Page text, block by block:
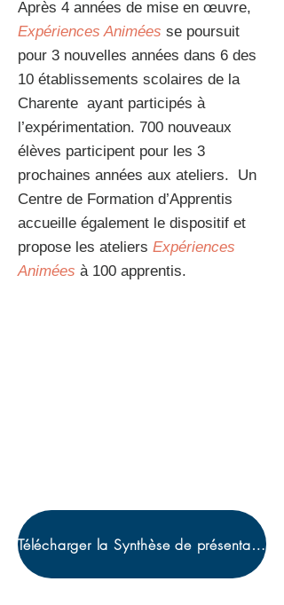
Après 4 années de mise en œuvre,
Expériences Animées se poursuit
pour 3 nouvelles années dans 6 des
10 établissements scolaires de la
Charente ayant participés à
l’expérimentation. 700 nouveaux
élèves participent pour les 3
prochaines années aux ateliers. Un
Centre de Formation d’Apprentis
accueille également le dispositif et
propose les ateliers Expériences
Animées à 100 apprentis.
Télécharger la Synthèse de présentation du dispositif